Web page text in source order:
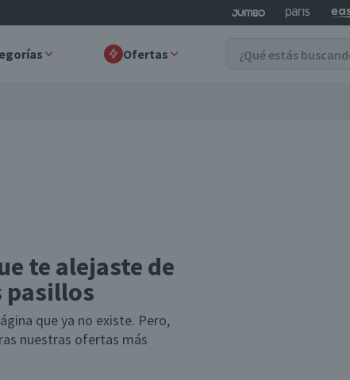
Ofertas
te alejaste de
pasillos
que ya no existe. Pero,
nuestras ofertas más